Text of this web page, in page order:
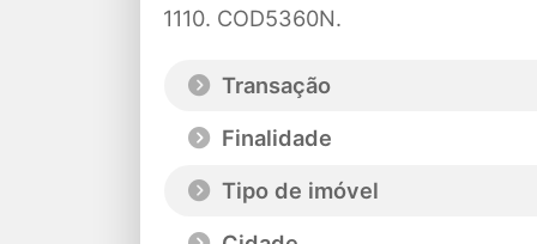
1110. COD5360N.
Transação
Finalidade
Tipo de imóvel